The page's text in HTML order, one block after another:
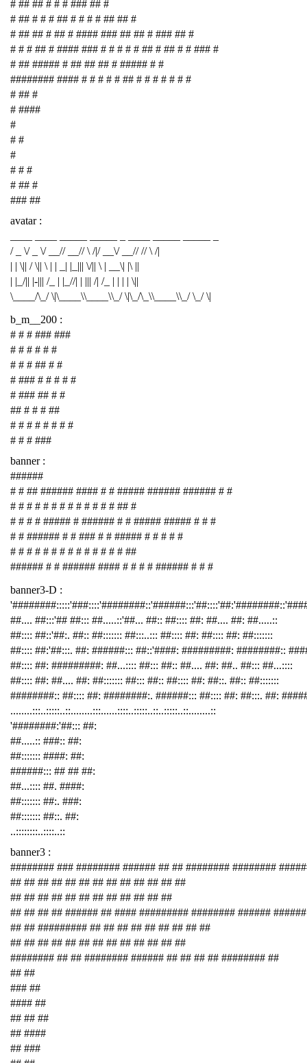
# ## ## # # # ### ## #
# ## # # # ## # # # # ## ## #
# ## ## # ## # #### ### ## ## # ### ## #
# # # ## # #### ### # # # # # ## # ## # # ### #
# ## ##### # ## ## ## # ##### # #
######## #### # # # # # ## # # # # # # #
# ## #
# ####
#
# #
#
# # #
# ## #
### ##
avatar :
/ _ \/ _ \/ __// __// \ /|/ __\/ __// // \ /|
| | \|| / \|| \ | | _| |_||| \/|| \ | __\| |\ ||
| |_/|| |-||| /_ | |_//| | ||| /| /_ | | | | \||
\____/\_/ \|\____\\____\\_/ \|\_/\_\\____\\_/ \_/ \|
b_m__200 :
# # # ### ###
# # # # # #
# # # ## # #
# ### # # # # #
# ### ## # #
## # # # ##
# # # # # # # #
# # # ###
banner :
######
# # ## ###### #### # # ##### ###### ###### # #
# # # # # # # # # # # # # ## #
# # # # ##### # ###### # # ##### ##### # # #
# # ###### # # ### # # ##### # # # # #
# # # # # # # # # # # # # # ##
###### # # ###### #### # # # # ###### # # #
banner3-D :
##.... ##:::'## ##::: ##.....::'##... ##:: ##:::: ##: ##.... ##: ##.....::
##:::: ##::'##:. ##:: ##::::::: ##:::..::: ##:::: ##: ##:::: ##: ##:::::::
##:::: ##:'##:::. ##: ######::: ##::'####: #########: ########::
##:::: ##: #########: ##...:::: ##::: ##:: ##.... ##: ##.. ##::: ##...::::
##:::: ##: ##.... ##: ##::::::: ##::: ##:: ##:::: ##: ##::. ##:: ##:::::::
########:: ##:::: ##: ########:. ######::: ##:::: ##: ##:::. ##:
........:::..:::::..::........:::......::::..:::::..::..:::::..::........::
'########:'##::: ##:
##.....:: ###:: ##:
##::::::: ####: ##:
######::: ## ## ##:
##...:::: ##. ####:
##::::::: ##:. ###:
##::::::: ##::. ##:
..::::::::..::::..::
banner3 :
######## ### ######## ###### ## ## ######## ########
## ## ## ## ## ## ## ## ## ## ## ## ##
## ## ## ## ## ## ## ## ## ## ## ##
## ## ## ## ###### ## #### ######### ######## ###### ######
## ## ######### ## ## ## ## ## ## ## ## ##
## ## ## ## ## ## ## ## ## ## ## ## ##
######## ## ## ######## ###### ## ## ## ## ######## ##
## ##
### ##
#### ##
## ## ##
## ####
## ###